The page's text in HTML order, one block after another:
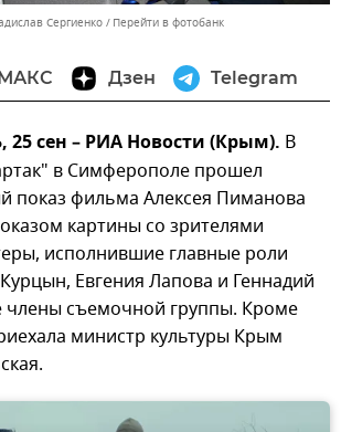
Сергиенко Перейти в фотобанк
Дзен Telegram
сен – РИА Новости (Крым). В
в Симферополе прошел
показ фильма Алексея Пиманова
картины со зрителями
исполнившие главные роли
Евгения Лапова и Геннадий
члены съемочной группы. Кроме
министр культуры Крым